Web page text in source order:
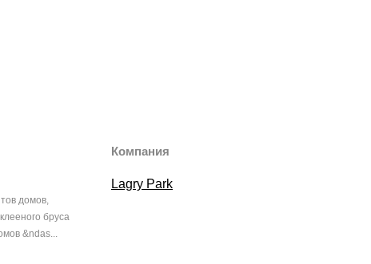
Компания
домов,
бруса
&ndas...
Lagry Park